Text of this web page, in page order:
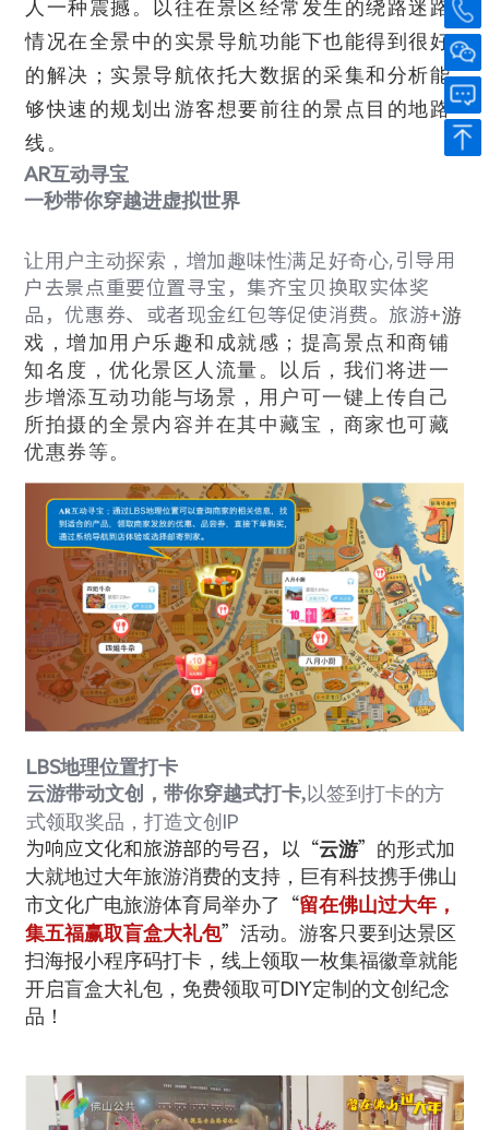
人一种震撼。
以往在景区经常发生的绕路迷路
情况在全景中的实景导航功能下也能得到很好
的解决；实景导航依托大数据的采集和分析能
够快速的规划出游客想要前往的景点目的地路
线。
AR互动寻宝
一秒带你穿越进虚拟世界
让用户主动探索，增加趣味性满足好奇心, 引导用
户去景点重要位置寻宝，集齐宝贝换取实体奖
品，优惠券、或者现金红包等促使消费。旅游+游
戏，增加用户乐趣和 成就感；提高景点和商铺
知名度，优化景区人流量。
以后，我们将进一
步增添互动功能与场景，用户可一键上传自己
所拍摄的全景内容并在其中藏宝，商家也可藏
优惠券等。
LBS地理位置打卡
云游带动文创，带你穿越式打卡, 以签到打卡的方
式领取奖品，打造文创 IP
为响应文化和旅游部的号召，以
“云游” 的形式加
大就地过大年旅游消费的支持，巨有科技携手佛山
市文化广电旅游体育局举办了
“留在佛山过大年，
集五福赢取盲盒大礼包”活动。游客只要到达景区
扫海报小程序码打卡，线上领取一枚集福徽章就能
开启盲盒大礼包，免费领取可DIY定制的文创纪念
品！